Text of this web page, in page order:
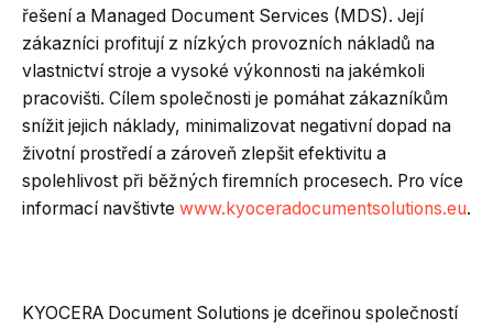
řešení a Managed Document Services (MDS). Její
zákazníci profitují z nízkých provozních nákladů na
vlastnictví stroje a vysoké výkonnosti na jakémkoli
pracovišti. Cílem společnosti je pomáhat zákazníkům
snížit jejich náklady, minimalizovat negativní dopad na
životní prostředí a zároveň zlepšit efektivitu a
spolehlivost při běžných firemních procesech. Pro více
informací navštivte www.kyoceradocumentsolutions.eu.
KYOCERA Document Solutions je dceřinou společností